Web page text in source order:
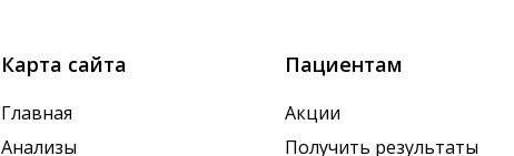
Карта сайта
Главная
Анализы
Пациентам
Акции
Получить результаты